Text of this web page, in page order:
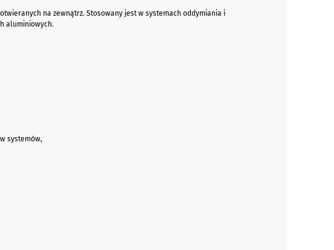
na zewnątrz. Stosowany jest w systemach oddymiania i
aluminiowych.
systemów,